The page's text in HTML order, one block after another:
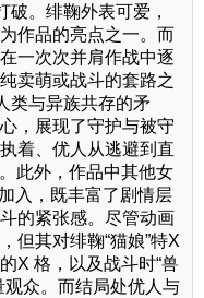
破。绯鞠外表可爱，
作品的亮点之一。而
一次次并肩作战中逐
卖萌或战斗的套路之
类与异族共存的矛
，展现了守护与被守
着、优人从逃避到直
此外，作品中其他女
入，既丰富了剧情层
的紧张感。尽管动画
但其对绯鞠“猫娘”特X
X 格，以及战斗时“兽
观众。而结局处优人与